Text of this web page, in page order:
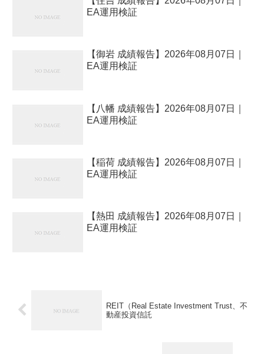
EA運用検証
【御岩 成績報告】2026年08月07日｜
EA運用検証
【八幡 成績報告】2026年08月07日｜
EA運用検証
【稲荷 成績報告】2026年08月07日｜
EA運用検証
【熱田 成績報告】2026年08月07日｜
EA運用検証
REIT（Real Estate Investment Trust、不
動産投資信託